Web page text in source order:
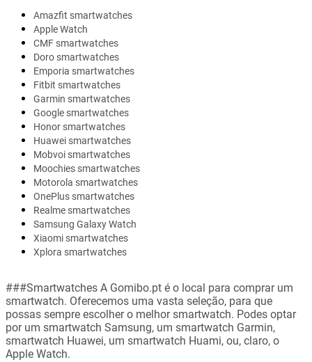
Amazfit smartwatches
Apple Watch
CMF smartwatches
Doro smartwatches
Emporia smartwatches
Fitbit smartwatches
Garmin smartwatches
Google smartwatches
Honor smartwatches
Huawei smartwatches
Mobvoi smartwatches
Moochies smartwatches
Motorola smartwatches
OnePlus smartwatches
Realme smartwatches
Samsung Galaxy Watch
Xiaomi smartwatches
Xplora smartwatches
###Smartwatches A Gomibo.pt é o local para comprar um
smartwatch. Oferecemos uma vasta seleção, para que
possas sempre escolher o melhor smartwatch. Podes optar
por um smartwatch Samsung, um smartwatch Garmin,
smartwatch Huawei, um smartwatch Huami, ou, claro, o
Apple Watch.